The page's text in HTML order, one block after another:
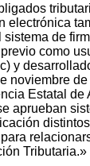
electrónica
de
como
y
noviembre
Estatal de
aprueban
Tributaria.»